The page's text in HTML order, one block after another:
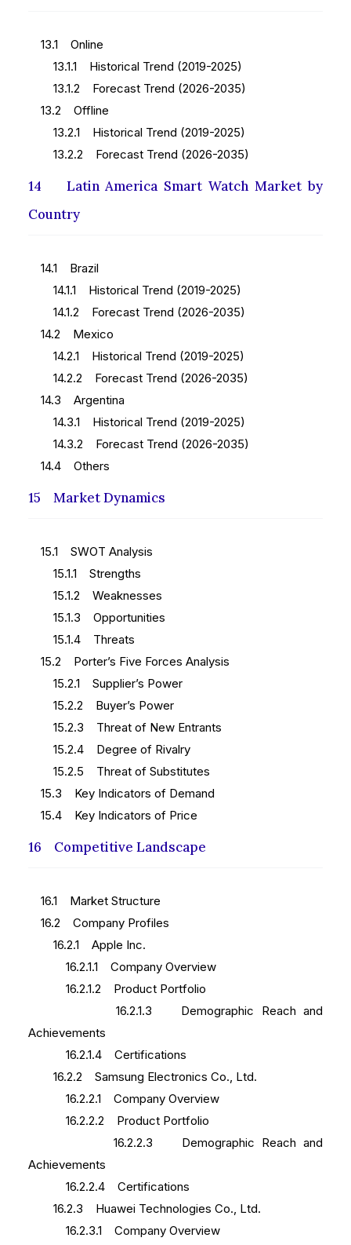
13.1 Online
13.1.1 Historical Trend (2019-2025)
13.1.2 Forecast Trend (2026-2035)
13.2 Offline
13.2.1 Historical Trend (2019-2025)
13.2.2 Forecast Trend (2026-2035)
14 Latin America Smart Watch Market by
Country
14.1 Brazil
14.1.1 Historical Trend (2019-2025)
14.1.2 Forecast Trend (2026-2035)
14.2 Mexico
14.2.1 Historical Trend (2019-2025)
14.2.2 Forecast Trend (2026-2035)
14.3 Argentina
14.3.1 Historical Trend (2019-2025)
14.3.2 Forecast Trend (2026-2035)
14.4 Others
15 Market Dynamics
15.1 SWOT Analysis
15.1.1 Strengths
15.1.2 Weaknesses
15.1.3 Opportunities
15.1.4 Threats
15.2 Porter’s Five Forces Analysis
15.2.1 Supplier’s Power
15.2.2 Buyer’s Power
15.2.3 Threat of New Entrants
15.2.4 Degree of Rivalry
15.2.5 Threat of Substitutes
15.3 Key Indicators of Demand
15.4 Key Indicators of Price
16 Competitive Landscape
16.1 Market Structure
16.2 Company Profiles
16.2.1 Apple Inc.
16.2.1.1 Company Overview
16.2.1.2 Product Portfolio
16.2.1.3 Demographic Reach and
Achievements
16.2.1.4 Certifications
16.2.2 Samsung Electronics Co., Ltd.
16.2.2.1 Company Overview
16.2.2.2 Product Portfolio
16.2.2.3 Demographic Reach and
Achievements
16.2.2.4 Certifications
16.2.3 Huawei Technologies Co., Ltd.
16.2.3.1 Company Overview